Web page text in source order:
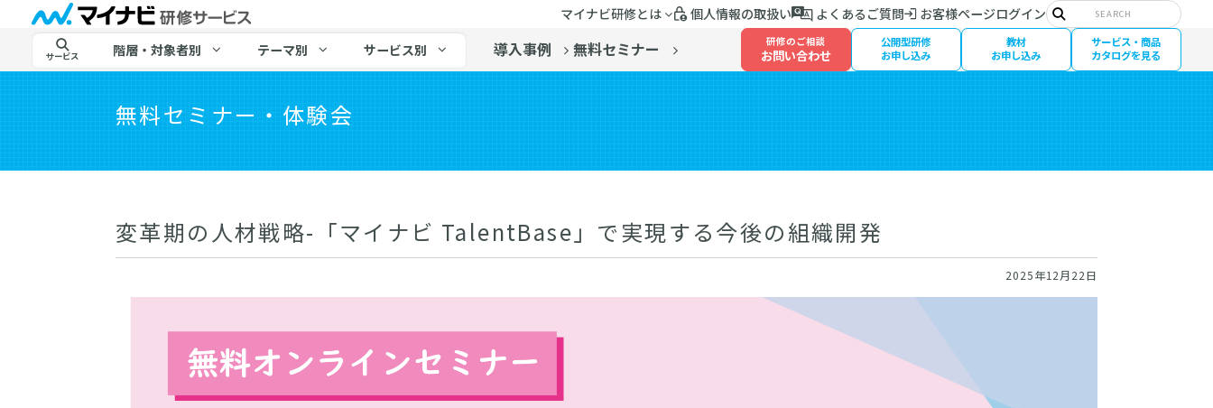
マイナビ研修とは 個人情報の取扱い よくあるご質問 お客様ページログインサ
イ
ト
索:
検
索
サービス 階層・対象者別 テーマ別 サービス別 導入事例 無料セミナー 研修のご相談
お問い合わせ
公開型研修
お申し込み
教材
お申し込み
サービス・商品
カタログを見る
無料セミナー・体験会
変革期の人材戦略-「マイナビ TalentBase」で実現する今後の組織開発
2025年12月22日